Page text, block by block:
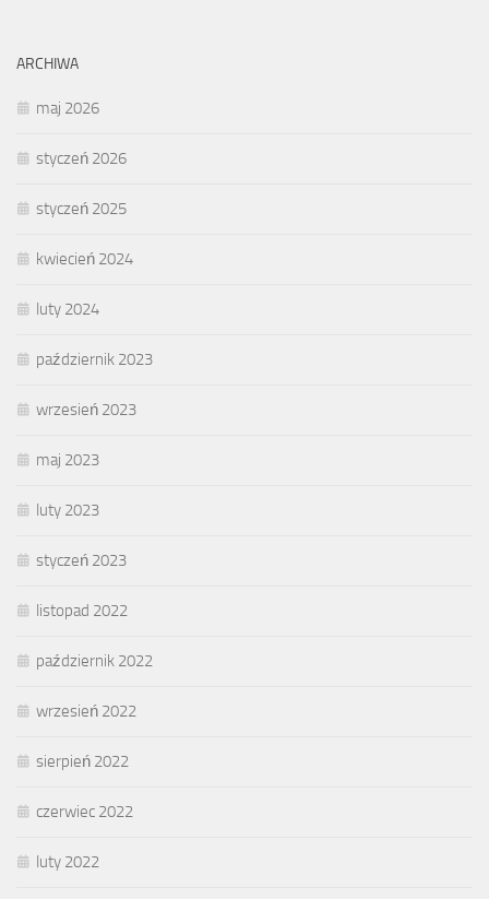
ARCHIWA
maj 2026
styczeń 2026
styczeń 2025
kwiecień 2024
luty 2024
październik 2023
wrzesień 2023
maj 2023
luty 2023
styczeń 2023
listopad 2022
październik 2022
wrzesień 2022
sierpień 2022
czerwiec 2022
luty 2022